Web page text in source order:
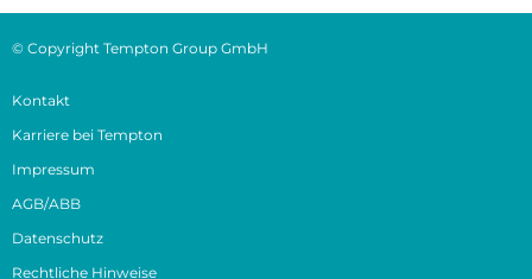
© Copyright Tempton Group GmbH
Kontakt
Karriere bei Tempton
Impressum
AGB/ABB
Datenschutz
Rechtliche Hinweise